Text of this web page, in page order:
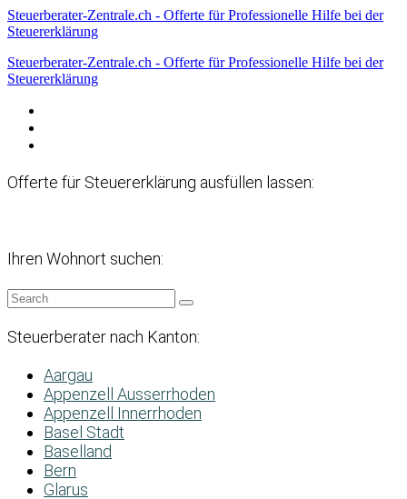
Steuerberater-Zentrale.ch - Offerte für Professionelle Hilfe bei der
Steuererklärung
Steuerberater-Zentrale.ch - Offerte für Professionelle Hilfe bei der
Steuererklärung
Offerte für Steuererklärung ausfüllen lassen:
Ihren Wohnort suchen:
Steuerberater nach Kanton:
Aargau
Appenzell Ausserrhoden
Appenzell Innerrhoden
Basel Stadt
Baselland
Bern
Glarus